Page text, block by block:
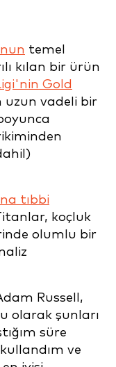
temel
kılan bir ürün
Gold
uzun vadeli bir
tıbbi
koçluk
olumlu bir
Russell,
olarak şunları
süre
ve